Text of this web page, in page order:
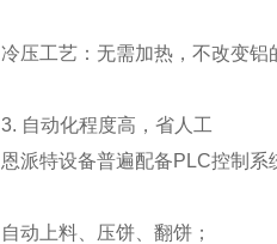
冷压工艺：无需加热，不改变铝
3. 自动化程度高，省人工
恩派特设备普遍配备PLC控制系
自动上料、压饼、翻饼；